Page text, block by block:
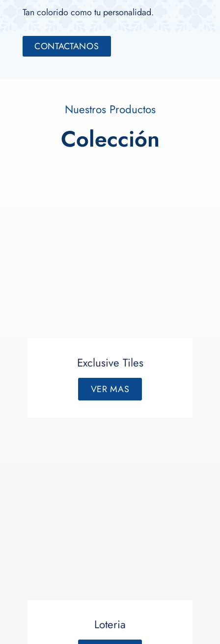
Tan colorido como tu personalidad.
CONTACTANOS
Nuestros Productos
Colección
Exclusive Tiles
VER MAS
Loteria